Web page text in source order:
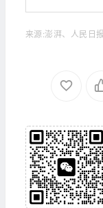
来源:澎湃、人民日